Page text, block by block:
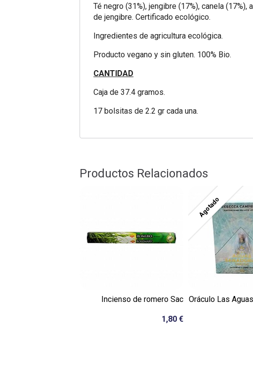
Té negro (31%), jengibre (17%), canela
de jengibre. Certificado ecológico.
Ingredientes de agricultura ecológica.
Producto vegano y sin gluten. 100% Bio.
CANTIDAD
Caja de 37.4 gramos.
17 bolsitas de 2.2 gr cada una.
Productos Relacionados
Incienso de romero Sac
1,80 €
Agotado
Oráculo Las